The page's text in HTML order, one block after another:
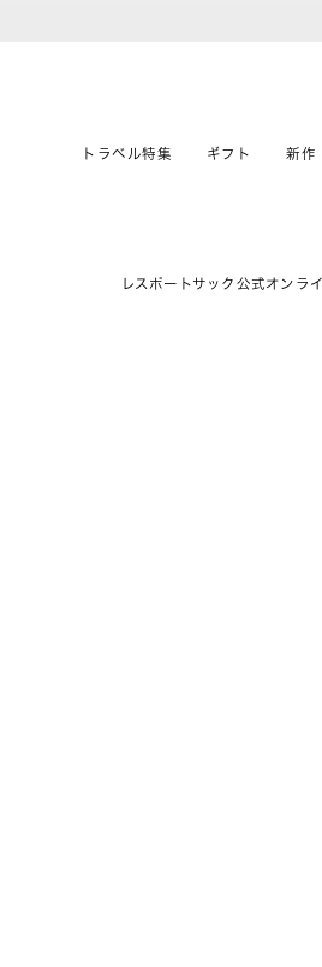
トラベル特集 ギフト 新作
レスポートサック公式オンラ